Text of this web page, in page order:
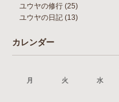
ユウヤの修行 (25)
ユウヤの日記 (13)
カレンダー
月
火 水